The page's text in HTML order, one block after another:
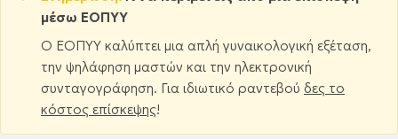
μέσω ΕΟΠΥΥ
Ο ΕΟΠΥΥ καλύπτει μια απλή γυναικολογική εξέταση,
την ψηλάφηση μαστών και την ηλεκτρονική
συνταγογράφηση. Για ιδιωτικό ραντεβού δες το
κόστος επίσκεψης!